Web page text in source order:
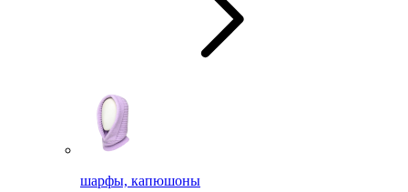
шарфы, капюшоны